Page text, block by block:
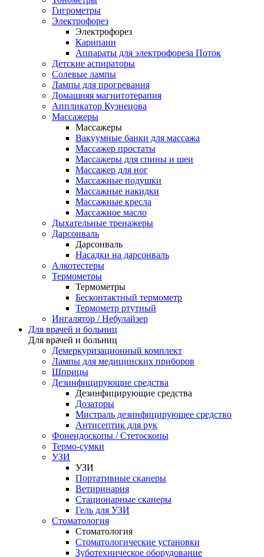
Гигрометры
Электрофорез
Электрофорез
Карипаин
Аппараты для электрофореза Поток
Детские аспираторы
Солевые лампы
Лампы для прогревания
Домашняя магнитотерапия
Аппликатор Кузнецова
Массажеры
Массажеры
Вакуумные банки для массажа
Массажер простаты
Массажеры для спины и шеи
Массажер для ног
Массажные подушки
Массажные накидки
Массажные кресла
Массажное масло
Дыхательные тренажеры
Дарсонваль
Дарсонваль
Насадки на дарсонваль
Алкотестеры
Термометры
Термометры
Бесконтактный термометр
Термометр ртутный
Ингалятор / Небулайзер
Для врачей и больниц
Для врачей и больниц
Демеркуризационный комплект
Лампы для медицинских приборов
Шприцы
Дезинфицирующие средства
Дезинфицирующие средства
Дозаторы
Мистраль дезинфицирующее средство
Антисептик для рук
Фонендоскопы / Стетоскопы
Термо-сумки
УЗИ
УЗИ
Портативные сканеры
Ветиринария
Стационарные сканеры
Гель для УЗИ
Стоматология
Стоматология
Стоматологические установки
Зуботехническое оборудование